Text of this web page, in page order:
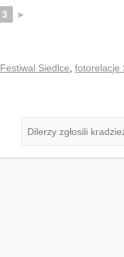
3 ►
Festiwal Siedlce ,fotorelacje
Dilerzy zgłosili